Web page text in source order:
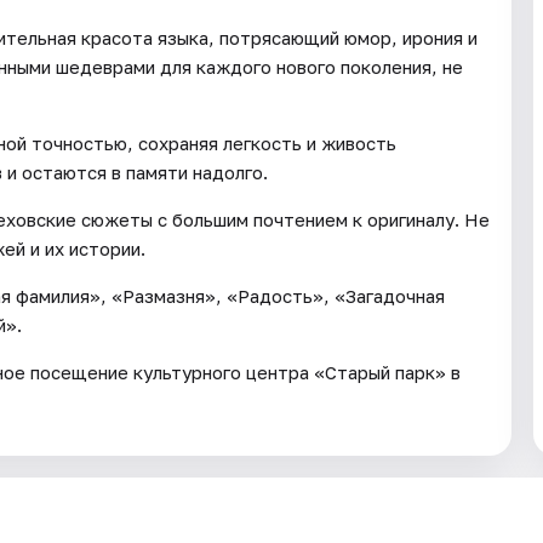
красота языка, потрясающий юмор, ирония и
шедеврами для каждого нового поколения, не
точностью, сохраняя легкость и живость
остаются в памяти надолго.
сюжеты с большим почтением к оригиналу. Не
и их истории.
фамилия», «Размазня», «Радость», «Загадочная
посещение культурного центра «Старый парк» в